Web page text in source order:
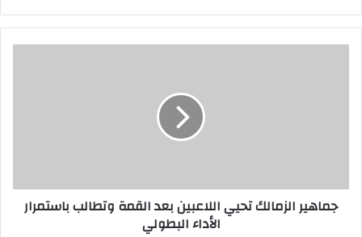
جماهير الزمالك تحيي اللاعبين بعد القمة وتطالب باستمرار
الأداء البطولي